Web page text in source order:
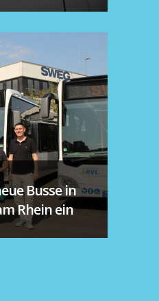
Busse in
Rhein ein